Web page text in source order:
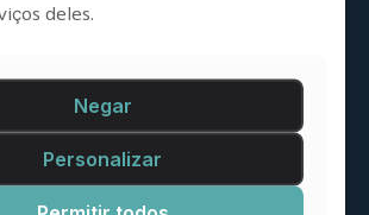
deles.
Negar
Personalizar